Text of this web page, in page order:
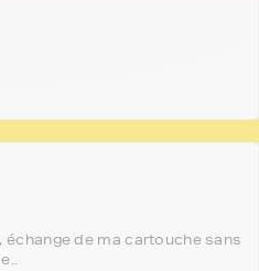
échange de ma cartouche sans